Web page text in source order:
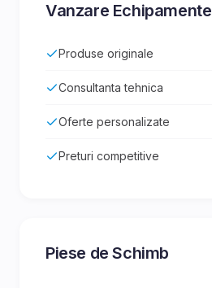
Vanzare Echipamente
Produse originale
Consultanta tehnica
Oferte personalizate
Preturi competitive
Piese de Schimb